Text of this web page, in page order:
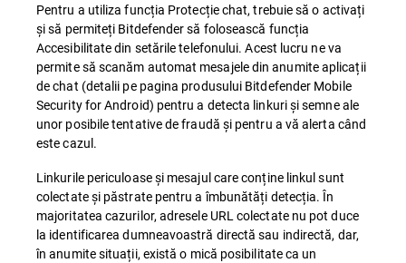
Pentru a utiliza funcția Protecție chat, trebuie să o activați
și să permiteți Bitdefender să folosească funcția
Accesibilitate din setările telefonului. Acest lucru ne va
permite să scanăm automat mesajele din anumite aplicații
de chat (detalii pe pagina produsului Bitdefender Mobile
Security for Android) pentru a detecta linkuri și semne ale
unor posibile tentative de fraudă și pentru a vă alerta când
este cazul.
Linkurile periculoase și mesajul care conține linkul sunt
colectate și păstrate pentru a îmbunătăți detecția. În
majoritatea cazurilor, adresele URL colectate nu pot duce
la identificarea dumneavoastră directă sau indirectă, dar,
în anumite situații, există o mică posibilitate ca un